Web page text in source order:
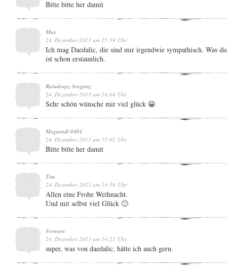
Bitte bitte her damit
Max
24. Dezember 2013 um 15:59 Uhr
Ich mag Daedalic, die sind mir irgendwie sympathisch. Was
ist schon erstaunlich.
Raindropz Arogunz
24. Dezember 2013 um 14:04 Uhr
Sehr schön wünsche mir viel glück 😀
Megarndt 0401
24. Dezember 2013 um 15:02 Uhr
Bitte bitte her damit
Tim
24. Dezember 2013 um 14:50 Uhr
Allen eine Frohe Weihnacht.
Und mit selbst viel Glück 🙂
Svenson
24. Dezember 2013 um 14:23 Uhr
super, was von daedalic, hätte ich auch gern.